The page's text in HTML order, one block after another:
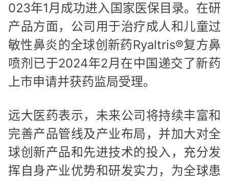
023年1月成功进入国家医保目录。在研
产品方面，公司用于治疗成人和儿童过
敏性鼻炎的全球创新药Ryaltris®复方鼻
喷剂已于2024年2月在中国递交了新药
上市申请并获药监局受理。
远大医药表示，未来公司将持续丰富和
完善产品管线及产业布局，并加大对全
球创新产品和先进技术的投入，充分发
挥自身产业优势和研发实力，为全球患